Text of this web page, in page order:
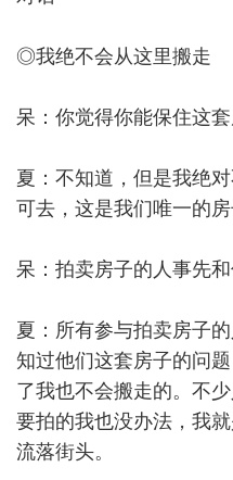
◎我绝不会从这里搬走
呆：你觉得你能保住这套
夏：不知道，但是我绝
可去，这是我们唯一的房
呆：拍卖房子的人事先
夏：所有参与拍卖房子
知过他们这套房子的问
了我也不会搬走的。不
要拍的我也没办法，我
流落街头。